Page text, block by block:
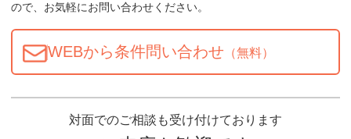
ので、お気軽にお問い合わせください。
WEBから条件問い合わせ （無料）
対面でのご相談も受け付けております